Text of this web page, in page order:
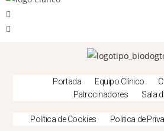
Portada Equipo Clínico
Patrocinadores
Sala
Política de Cookies Politica de